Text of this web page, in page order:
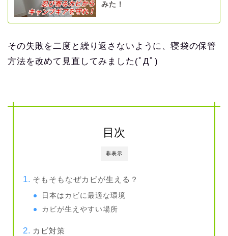
みた！
その失敗を二度と繰り返さないように、寝袋の保管
方法を改めて見直してみました(ﾟДﾟ)
非表示
目次
そもそもなぜカビが生える？
日本はカビに最適な環境
カビが生えやすい場所
カビ対策